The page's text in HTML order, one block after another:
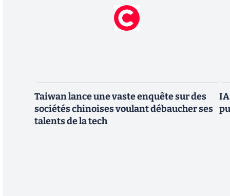
Taiwan lance une vaste enquête sur des
sociétés chinoises voulant débaucher ses
talents de la tech